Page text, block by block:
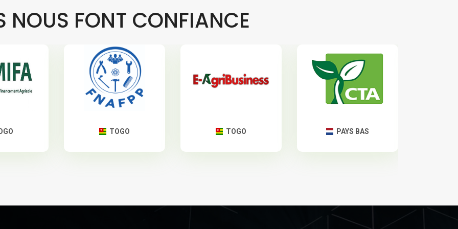
NOUS FONT CONFIANCE
TOGO TOGO PAYS BAS